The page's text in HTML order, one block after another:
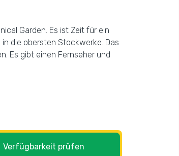
Garden. Es ist Zeit für ein
die obersten Stockwerke. Das
Es gibt einen Fernseher und
Verfügbarkeit prüfen